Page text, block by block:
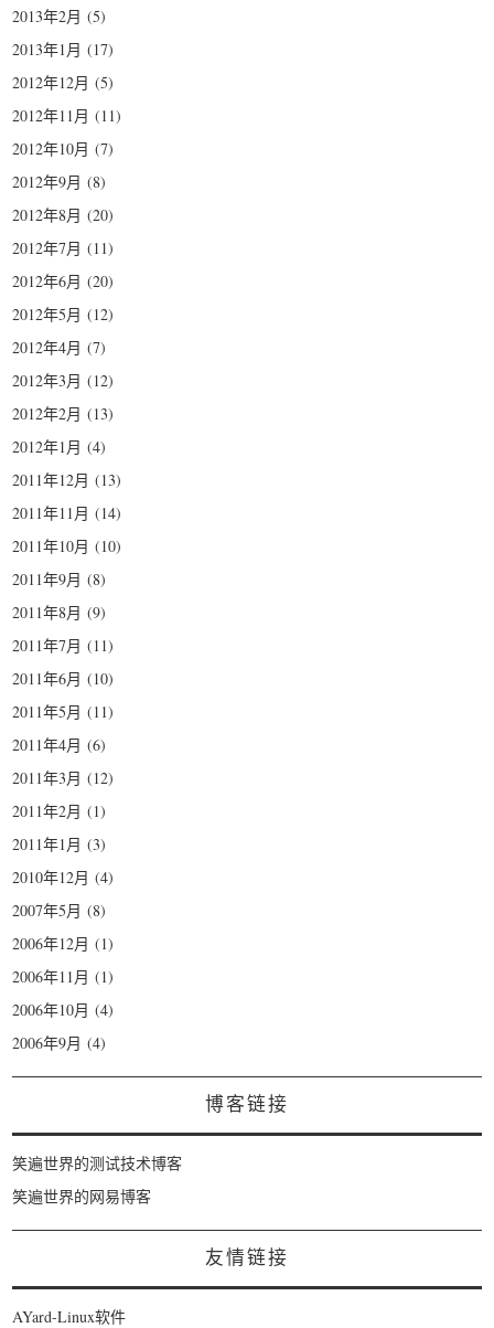
2013年2月 (5)
2013年1月 (17)
2012年12月 (5)
2012年11月 (11)
2012年10月 (7)
2012年9月 (8)
2012年8月 (20)
2012年7月 (11)
2012年6月 (20)
2012年5月 (12)
2012年4月 (7)
2012年3月 (12)
2012年2月 (13)
2012年1月 (4)
2011年12月 (13)
2011年11月 (14)
2011年10月 (10)
2011年9月 (8)
2011年8月 (9)
2011年7月 (11)
2011年6月 (10)
2011年5月 (11)
2011年4月 (6)
2011年3月 (12)
2011年2月 (1)
2011年1月 (3)
2010年12月 (4)
2007年5月 (8)
2006年12月 (1)
2006年11月 (1)
2006年10月 (4)
2006年9月 (4)
博客链接
笑遍世界的测试技术博客
笑遍世界的网易博客
友情链接
AYard-Linux软件